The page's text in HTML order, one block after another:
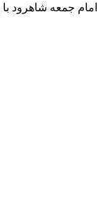
امام جمعه شاهرود